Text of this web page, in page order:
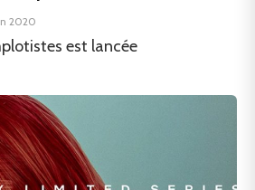
2020
est lancée